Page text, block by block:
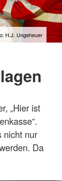
H.J. Ungeheuer
„Hier ist
nicht nur
Da